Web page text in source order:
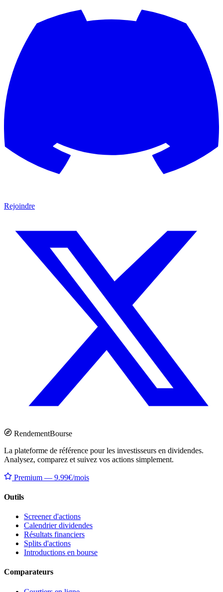
Rejoindre
RendementBourse
La plateforme de référence pour les investisseurs en dividendes.
Analysez, comparez et suivez vos actions simplement.
Premium — 9.99€/mois
Outils
Screener d'actions
Calendrier dividendes
Résultats financiers
Splits d'actions
Introductions en bourse
Comparateurs